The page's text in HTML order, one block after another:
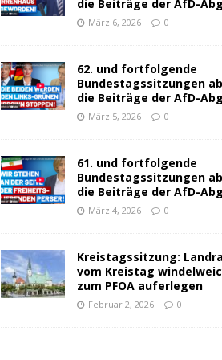
die Beiträge der AfD-
März 6, 2026 0
62. und fortfolgende
Bundestagssitzungen ab
die Beiträge der AfD-
März 5, 2026 0
61. und fortfolgende
Bundestagssitzungen ab
die Beiträge der AfD-
März 4, 2026 0
Kreistagssitzung:
vom Kreistag
zum PFOA auferlegen
Februar 2, 2026 0